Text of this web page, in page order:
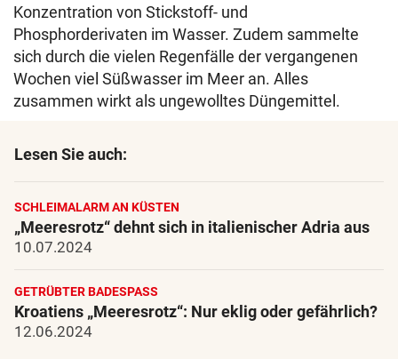
Konzentration von Stickstoff- und
Phosphorderivaten im Wasser. Zudem sammelte
sich durch die vielen Regenfälle der vergangenen
Wochen viel Süßwasser im Meer an. Alles
zusammen wirkt als ungewolltes Düngemittel.
Lesen Sie auch:
SCHLEIMALARM AN KÜSTEN
„Meeresrotz“ dehnt sich in italienischer Adria aus
10.07.2024
GETRÜBTER BADESPASS
Kroatiens „Meeresrotz“: Nur eklig oder gefährlich?
12.06.2024